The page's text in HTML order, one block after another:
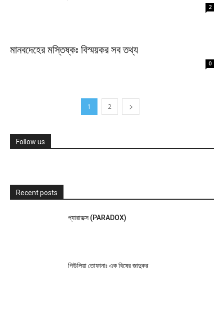
2
মানবদেহের মস্তিষ্কঃ বিস্ময়কর সব তথ্য
0
1 2
Follow us
Recent posts
প্যারাডক্স (PARADOX)
গিউলিয়া তোফানাঃ এক বিষের জাদুকর